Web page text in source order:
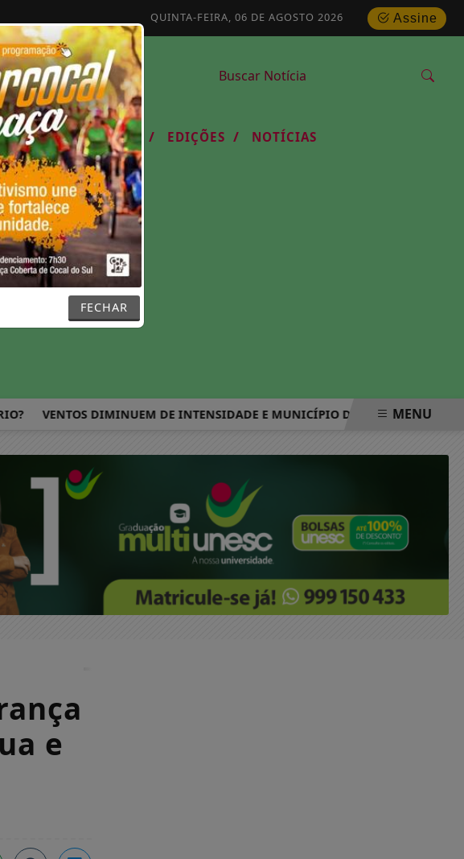
Assine
QUINTA-FEIRA, 06 DE AGOSTO 2026
/ GUIA COMERCIAL / EDIÇÕES / NOTÍCIAS
VENTOS DIMINUEM DE INTENSIDADE E MUNICÍPIO DO RIO VOLTA AOMENU
FECHAR
e